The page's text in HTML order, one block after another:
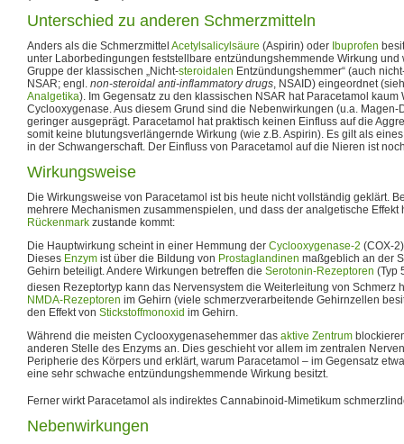
Unterschied zu anderen Schmerzmitteln
Anders als die Schmerzmittel Acetylsalicylsäure (Aspirin) oder Ibuprofen
unter Laborbedingungen feststellbare entzündungshemmende Wirkung
Gruppe der klassischen „Nicht-steroidalen Entzündungshemmer“ (auch
NSAR; engl. non-steroidal anti-inflammatory drugs, NSAID) eingeordnet
Analgetika). Im Gegensatz zu den klassischen NSAR hat Paracetamol
Cyclooxygenase. Aus diesem Grund sind die Nebenwirkungen (u.a. Magen-
geringer ausgeprägt. Paracetamol hat praktisch keinen Einfluss auf die
somit keine blutungsverlängernde Wirkung (wie z.B. Aspirin). Es gilt als
in der Schwangerschaft. Der Einfluss von Paracetamol auf die Nieren ist
Wirkungsweise
Die Wirkungsweise von Paracetamol ist bis heute nicht vollständig geklärt.
mehrere Mechanismen zusammenspielen, und dass der analgetische
Rückenmark zustande kommt:
Die Hauptwirkung scheint in einer Hemmung der Cyclooxygenase-2 (COX-
Dieses Enzym ist über die Bildung von Prostaglandinen maßgeblich an der
Gehirn beteiligt. Andere Wirkungen betreffen die Serotonin-Rezeptoren (Typ
diesen Rezeptortyp kann das Nervensystem die Weiterleitung von Schmerz
NMDA-Rezeptoren im Gehirn (viele schmerzverarbeitende Gehirnzellen
den Effekt von Stickstoffmonoxid im Gehirn.
Während die meisten Cyclooxygenasehemmer das aktive Zentrum
anderen Stelle des Enzyms an. Dies geschieht vor allem im zentralen
Peripherie des Körpers und erklärt, warum Paracetamol – im Gegensatz
eine sehr schwache entzündungshemmende Wirkung besitzt.
Ferner wirkt Paracetamol als indirektes Cannabinoid-Mimetikum
Nebenwirkungen